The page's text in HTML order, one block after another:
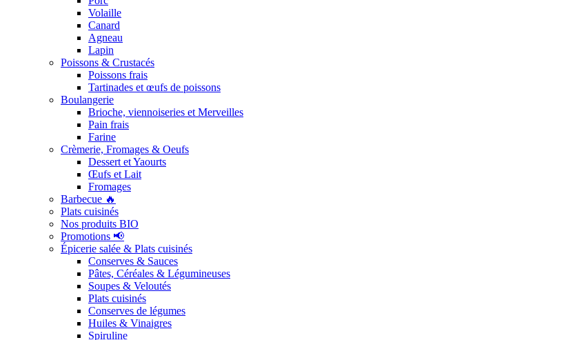
Volaille
Canard
Agneau
Lapin
Poissons & Crustacés
Poissons frais
Tartinades et œufs de poissons
Boulangerie
Brioche, viennoiseries et Merveilles
Pain frais
Farine
Crèmerie, Fromages & Oeufs
Dessert et Yaourts
Œufs et Lait
Fromages
Barbecue 🔥
Plats cuisinés
Nos produits BIO
Promotions 📢
Épicerie salée & Plats cuisinés
Conserves & Sauces
Pâtes, Céréales & Légumineuses
Soupes & Veloutés
Plats cuisinés
Conserves de légumes
Huiles & Vinaigres
Spiruline